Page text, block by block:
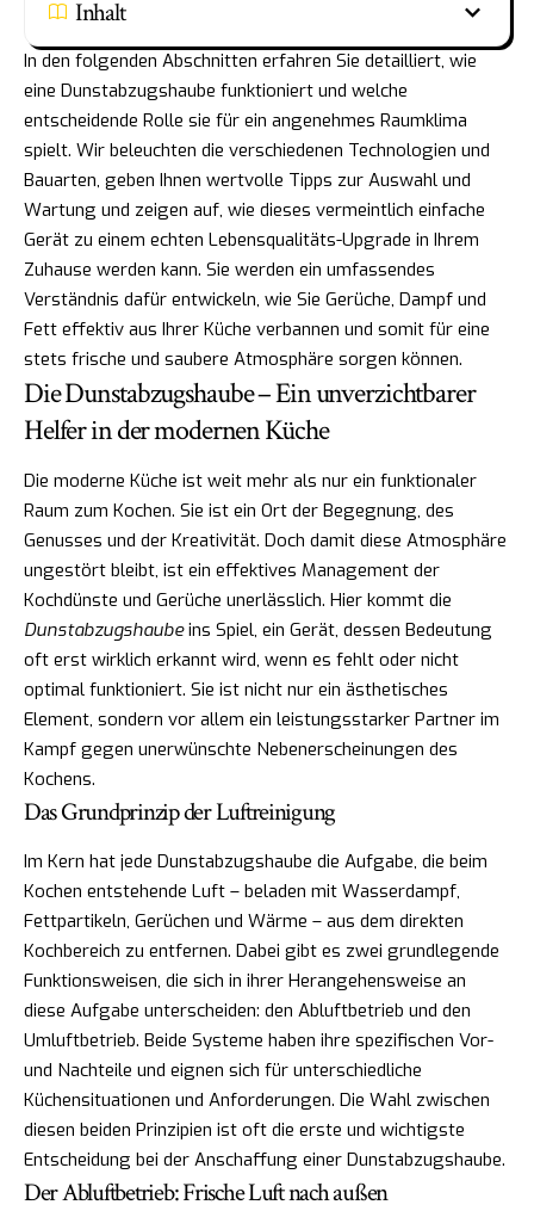
Inhalt
In den folgenden Abschnitten erfahren Sie detailliert, wie
eine Dunstabzugshaube funktioniert und welche
entscheidende Rolle sie für ein angenehmes Raumklima
spielt. Wir beleuchten die verschiedenen Technologien und
Bauarten, geben Ihnen wertvolle Tipps zur Auswahl und
Wartung und zeigen auf, wie dieses vermeintlich einfache
Gerät zu einem echten Lebensqualitäts-Upgrade in Ihrem
Zuhause werden kann. Sie werden ein umfassendes
Verständnis dafür entwickeln, wie Sie Gerüche, Dampf und
Fett effektiv aus Ihrer Küche verbannen und somit für eine
stets frische und saubere Atmosphäre sorgen können.
Die Dunstabzugshaube – Ein unverzichtbarer
Helfer in der modernen Küche
Die moderne Küche ist weit mehr als nur ein funktionaler
Raum zum Kochen. Sie ist ein Ort der Begegnung, des
Genusses und der Kreativität. Doch damit diese Atmosphäre
ungestört bleibt, ist ein effektives Management der
Kochdünste und Gerüche unerlässlich. Hier kommt die
Dunstabzugshaubeins Spiel, ein Gerät, dessen Bedeutung
oft erst wirklich erkannt wird, wenn es fehlt oder nicht
optimal funktioniert. Sie ist nicht nur ein ästhetisches
Element, sondern vor allem ein leistungsstarker Partner im
Kampf gegen unerwünschte Nebenerscheinungen des
Kochens.
Das Grundprinzip der Luftreinigung
Im Kern hat jede Dunstabzugshaube die Aufgabe, die beim
Kochen entstehende Luft – beladen mit Wasserdampf,
Fettpartikeln, Gerüchen und Wärme – aus dem direkten
Kochbereich zu entfernen. Dabei gibt es zwei grundlegende
Funktionsweisen, die sich in ihrer Herangehensweise an
diese Aufgabe unterscheiden: den Abluftbetrieb und den
Umluftbetrieb. Beide Systeme haben ihre spezifischen Vor-
und Nachteile und eignen sich für unterschiedliche
Küchensituationen und Anforderungen. Die Wahl zwischen
diesen beiden Prinzipien ist oft die erste und wichtigste
Entscheidung bei der Anschaffung einer Dunstabzugshaube.
Der Abluftbetrieb: Frische Luft nach außen